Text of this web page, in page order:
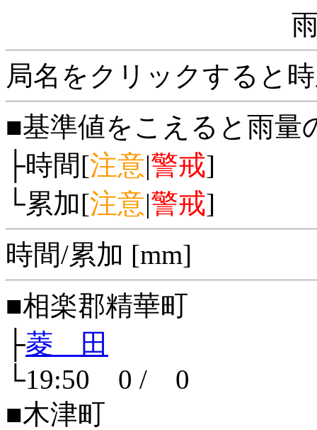
局名をクリックすると
■基準値をこえると雨量
├時間[注意|警戒]
└累加[注意|警戒]
時間/累加 [mm]
■相楽郡精華町
├菱 田
└19:50 0 / 0
■木津町